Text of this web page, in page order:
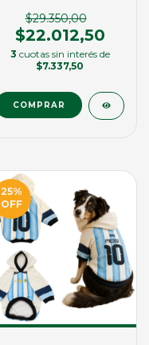
$29.350,00
$22.012,50
3 cuotas sin interés de
$7.337,50
COMPRAR
25%
OFF